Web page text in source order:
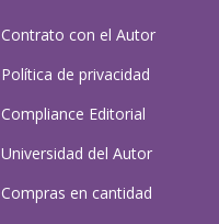
Contrato con el Autor
Política de privacidad
Compliance Editorial
Universidad del Autor
Compras en cantidad